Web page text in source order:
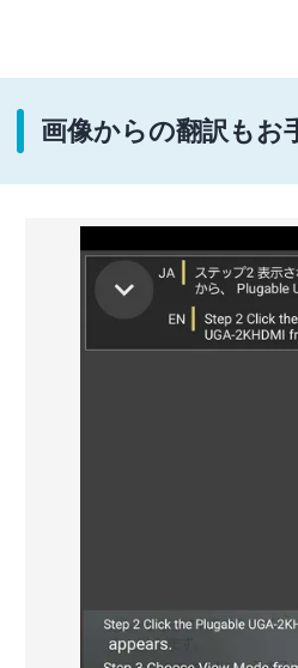
画像からの翻訳もお